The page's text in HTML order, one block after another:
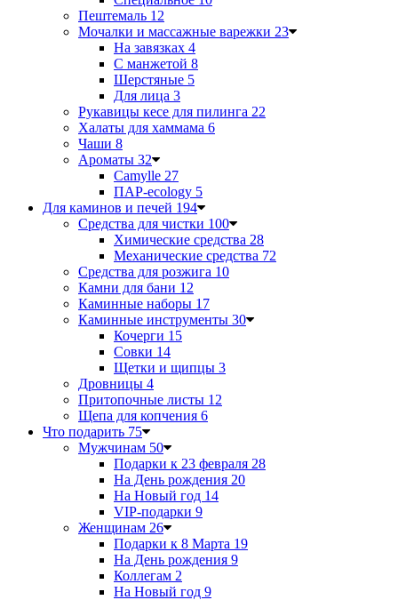
Пештемаль 12
Мочалки и массажные варежки 23
На завязках 4
С манжетой 8
Шерстяные 5
Для лица 3
Рукавицы кесе для пилинга 22
Халаты для хаммама 6
Чаши 8
Ароматы 32
Camylle 27
ПАР-ecology 5
Для каминов и печей 194
Средства для чистки 100
Химические средства 28
Механические средства 72
Средства для розжига 10
Камни для бани 12
Каминные наборы 17
Каминные инструменты 30
Кочерги 15
Совки 14
Щетки и щипцы 3
Дровницы 4
Притопочные листы 12
Щепа для копчения 6
Что подарить 75
Мужчинам 50
Подарки к 23 февраля 28
На День рождения 20
На Новый год 14
VIP-подарки 9
Женщинам 26
Подарки к 8 Марта 19
На День рождения 9
Коллегам 2
На Новый год 9